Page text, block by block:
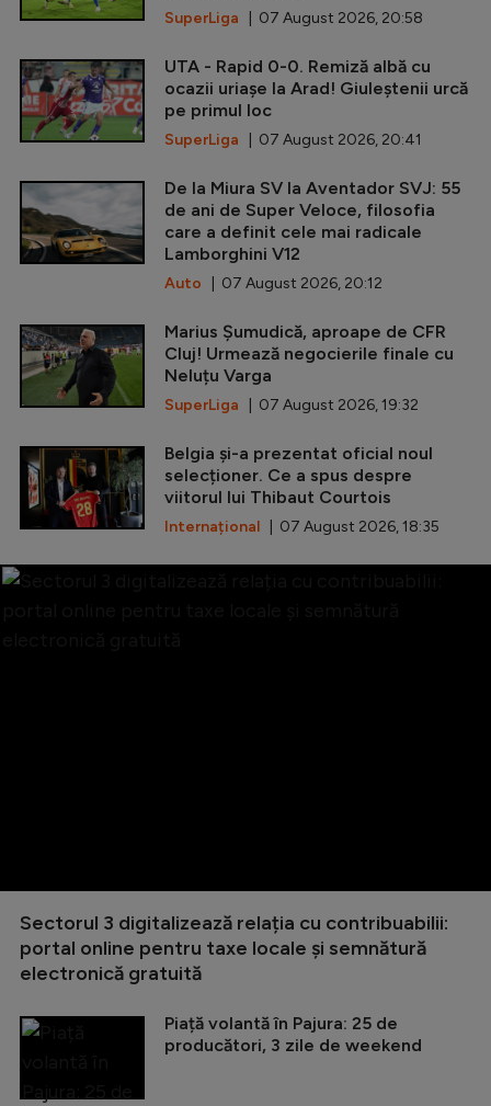
SuperLiga | 07 August 2026, 20:58
UTA - Rapid 0-0. Remiză albă cu
ocazii uriașe la Arad! Giuleștenii urcă
pe primul loc
SuperLiga | 07 August 2026, 20:41
De la Miura SV la Aventador SVJ: 55
de ani de Super Veloce, filosofia
care a definit cele mai radicale
Lamborghini V12
Auto | 07 August 2026, 20:12
Marius Șumudică, aproape de CFR
Cluj! Urmează negocierile finale cu
Neluțu Varga
SuperLiga | 07 August 2026, 19:32
Belgia și-a prezentat oficial noul
selecționer. Ce a spus despre
viitorul lui Thibaut Courtois
Internațional | 07 August 2026, 18:35
Sectorul 3 digitalizează relația cu contribuabilii:
portal online pentru taxe locale și semnătură
electronică gratuită
Piață volantă în Pajura: 25 de
producători, 3 zile de weekend